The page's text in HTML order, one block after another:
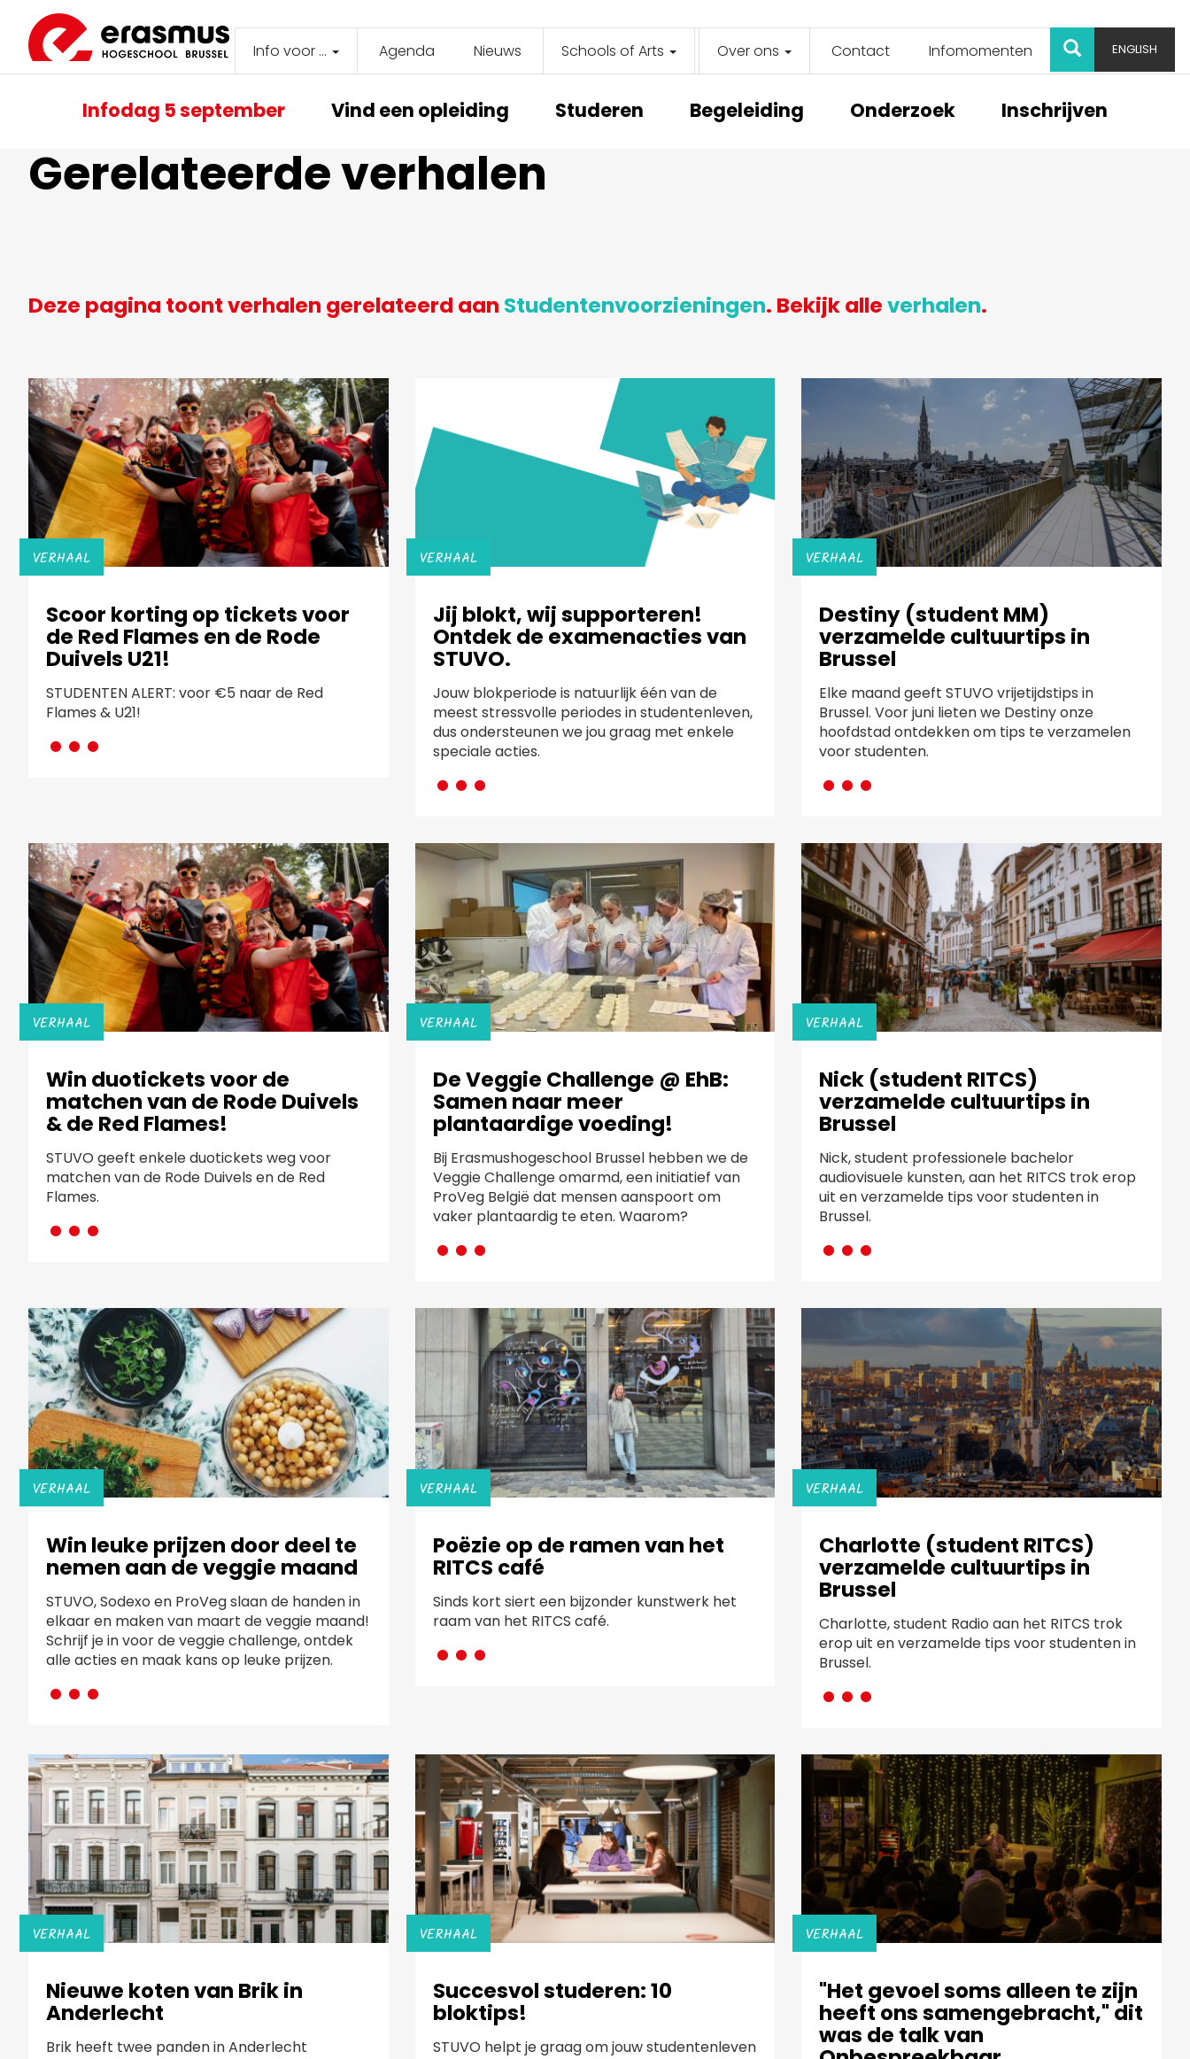
Overslaan
naar
Secondary
navigation
Info voor ... Agenda Nieuws Schools of Arts Over ons Contact Infomomenten ZOEK ENGLISH
Main
navigation
Infodag 5 september Vind een opleiding Studeren Begeleiding Onderzoek Inschrijven
Gerelateerde verhalen
Deze pagina toont verhalen gerelateerd aan Studentenvoorzieningen. Bekijk alleverhalen.
VERHAAL
Scoor korting op tickets voor
de Red Flames en de Rode
Duivels U21!
STUDENTEN ALERT: voor €5 naar de Red
Flames & U21!
···
VERHAAL
Jij blokt, wij supporteren!
Ontdek de examenacties van
STUVO.
Jouw blokperiode is natuurlijk één van de
meest stressvolle periodes in studentenleven,
dus ondersteunen we jou graag met enkele
speciale acties.
···
VERHAAL
Destiny (student MM)
verzamelde cultuurtips in
Brussel
Elke maand geeft STUVO vrijetijdstips in
Brussel. Voor juni lieten we Destiny onze
hoofdstad ontdekken om tips te verzamelen
voor studenten.
···
VERHAAL
Win duotickets voor de
matchen van de Rode Duivels
& de Red Flames!
STUVO geeft enkele duotickets weg voor
matchen van de Rode Duivels en de Red
Flames.
···
VERHAAL
De Veggie Challenge @ EhB:
Samen naar meer
plantaardige voeding!
Bij Erasmushogeschool Brussel hebben we de
Veggie Challenge omarmd, een initiatief van
ProVeg België dat mensen aanspoort om
vaker plantaardig te eten. Waarom?
···
VERHAAL
Nick (student RITCS)
verzamelde cultuurtips in
Brussel
Nick, student professionele bachelor
audiovisuele kunsten, aan het RITCS trok erop
uit en verzamelde tips voor studenten in
Brussel.
···
VERHAAL
Win leuke prijzen door deel te
nemen aan de veggie maand
STUVO, Sodexo en ProVeg slaan de handen in
elkaar en maken van maart de veggie maand!
Schrijf je in voor de veggie challenge, ontdek
alle acties en maak kans op leuke prijzen.
···
VERHAAL
Poëzie op de ramen van het
RITCS café
Sinds kort siert een bijzonder kunstwerk het
raam van het RITCS café.
···
VERHAAL
Charlotte (student RITCS)
verzamelde cultuurtips in
Brussel
Charlotte, student Radio aan het RITCS trok
erop uit en verzamelde tips voor studenten in
Brussel.
···
VERHAAL
Nieuwe koten van Brik in
Anderlecht
Brik heeft twee panden in Anderlecht
VERHAAL
Succesvol studeren: 10
bloktips!
STUVO helpt je graag om jouw studentenleven
VERHAAL
"Het gevoel soms alleen te zijn
heeft ons samengebracht," dit
was de talk van